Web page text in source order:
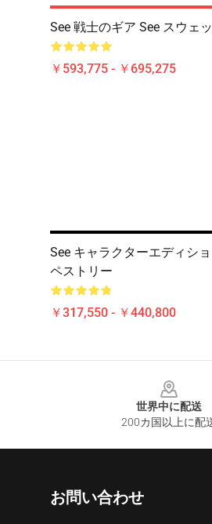
See 戦士のギア See スウェ
￥593,775 - ￥695,275
See キャラクターエディシ
ペストリー
￥317,550 - ￥440,800
世界中に配送
200カ国以上に配
お問い合わせ